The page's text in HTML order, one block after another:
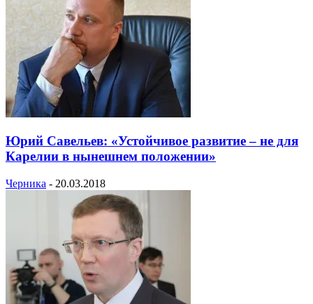
Юрий Савельев: «Устойчивое развитие – не для
Карелии в нынешнем положении»
Черника - 20.03.2018